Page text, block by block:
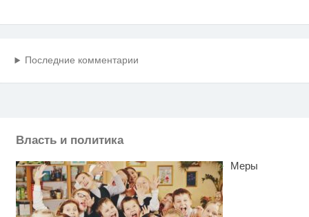
Последние комментарии
Власть и политика
Меры